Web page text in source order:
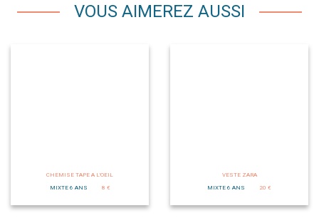
VOUS AIMEREZ AUSSI
CHEMISE TAPE A L'OEIL
MIXTE 6 ANS
8 €
VESTE ZARA
MIXTE 6 ANS
20 €